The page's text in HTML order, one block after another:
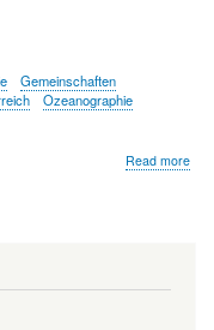
Gemeinschaften
Ozeanographie
Read more